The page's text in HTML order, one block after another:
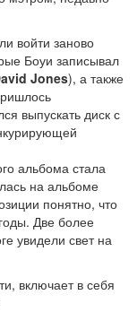
войти заново
Боуи записывал
Jones), а также
выпускать диск с
альбома стала
на альбоме
понятно, что
Две более
увидели свет на
включает в себя